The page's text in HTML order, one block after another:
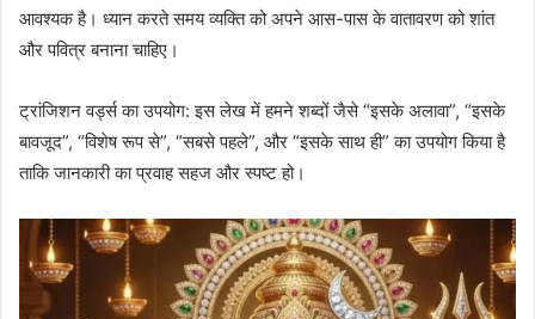
आवश्यक है। ध्यान करते समय व्यक्ति को अपने आस-पास के वातावरण को शांत
और पवित्र बनाना चाहिए।
ट्रांजिशन वर्ड्स का उपयोग: इस लेख में हमने शब्दों जैसे “इसके अलावा”, “इसके
बावजूद”, “विशेष रूप से”, “सबसे पहले”, और “इसके साथ ही” का उपयोग किया है
ताकि जानकारी का प्रवाह सहज और स्पष्ट हो।